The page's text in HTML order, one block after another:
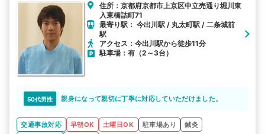
住所：京都府京都市上京区中立売通り堀川東
入東橋詰町71
最寄り駅： 今出川駅 / 丸太町駅 / 二条城前
駅
アクセス：今出川駅から徒歩11分
駐車場：有（2～3台）
50代男性 親身になって親切に丁寧に対応していただけました。
交通事故対応 早朝OK 土曜日OK 駐車場あり
鍼灸